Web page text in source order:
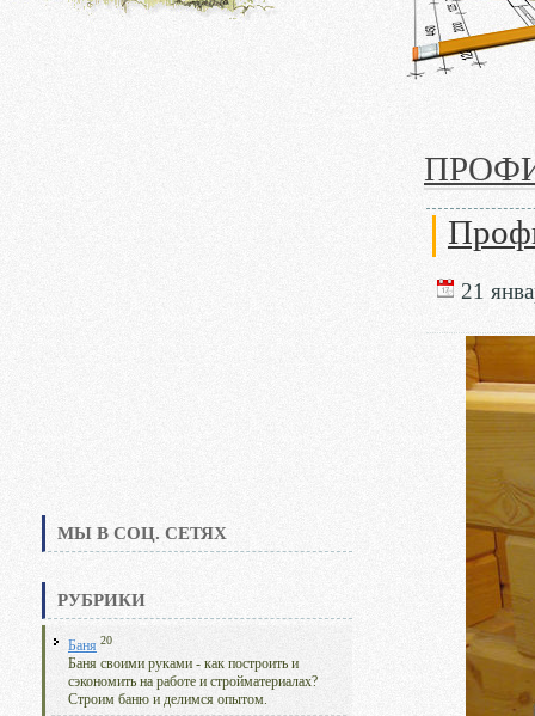
МЫ В СОЦ. СЕТЯХ
РУБРИКИ
Баня 20
Баня своими руками - как построить и
сэкономить на работе и стройматериалах?
Строим баню и делимся опытом.
21